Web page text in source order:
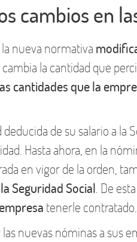
cambios en
nueva normativa
cambia la cantidad que
cantidades que la
de su salario a la
Hasta ahora, en la
en vigor de la orden,
Seguridad Social . De
tenerle contratado.
nuevas nóminas a sus